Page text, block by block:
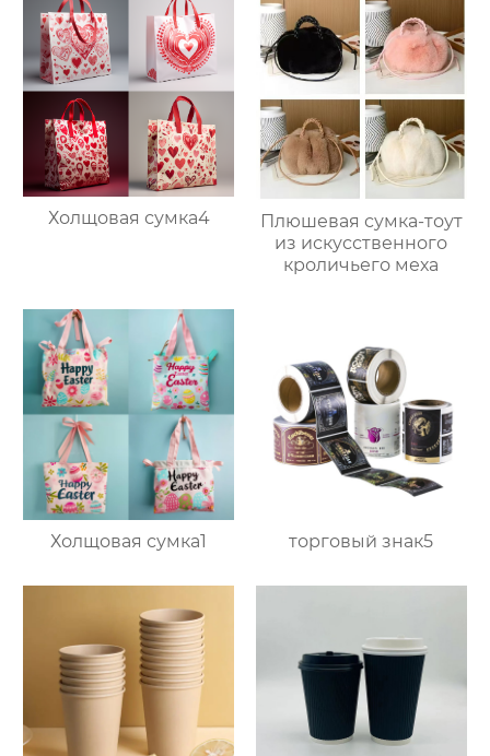
Холщовая сумка4
Плюшевая сумка-тоут
из искусственного
кроличьего меха
Холщовая сумка1 торговый знак5